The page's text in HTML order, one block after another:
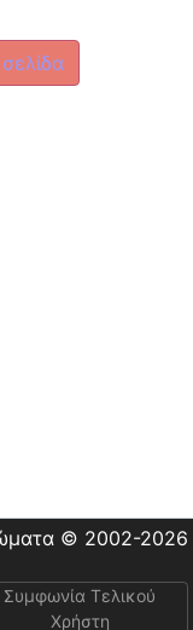
© 2002-2026
Συμφωνία Τελικού
Χρήστη